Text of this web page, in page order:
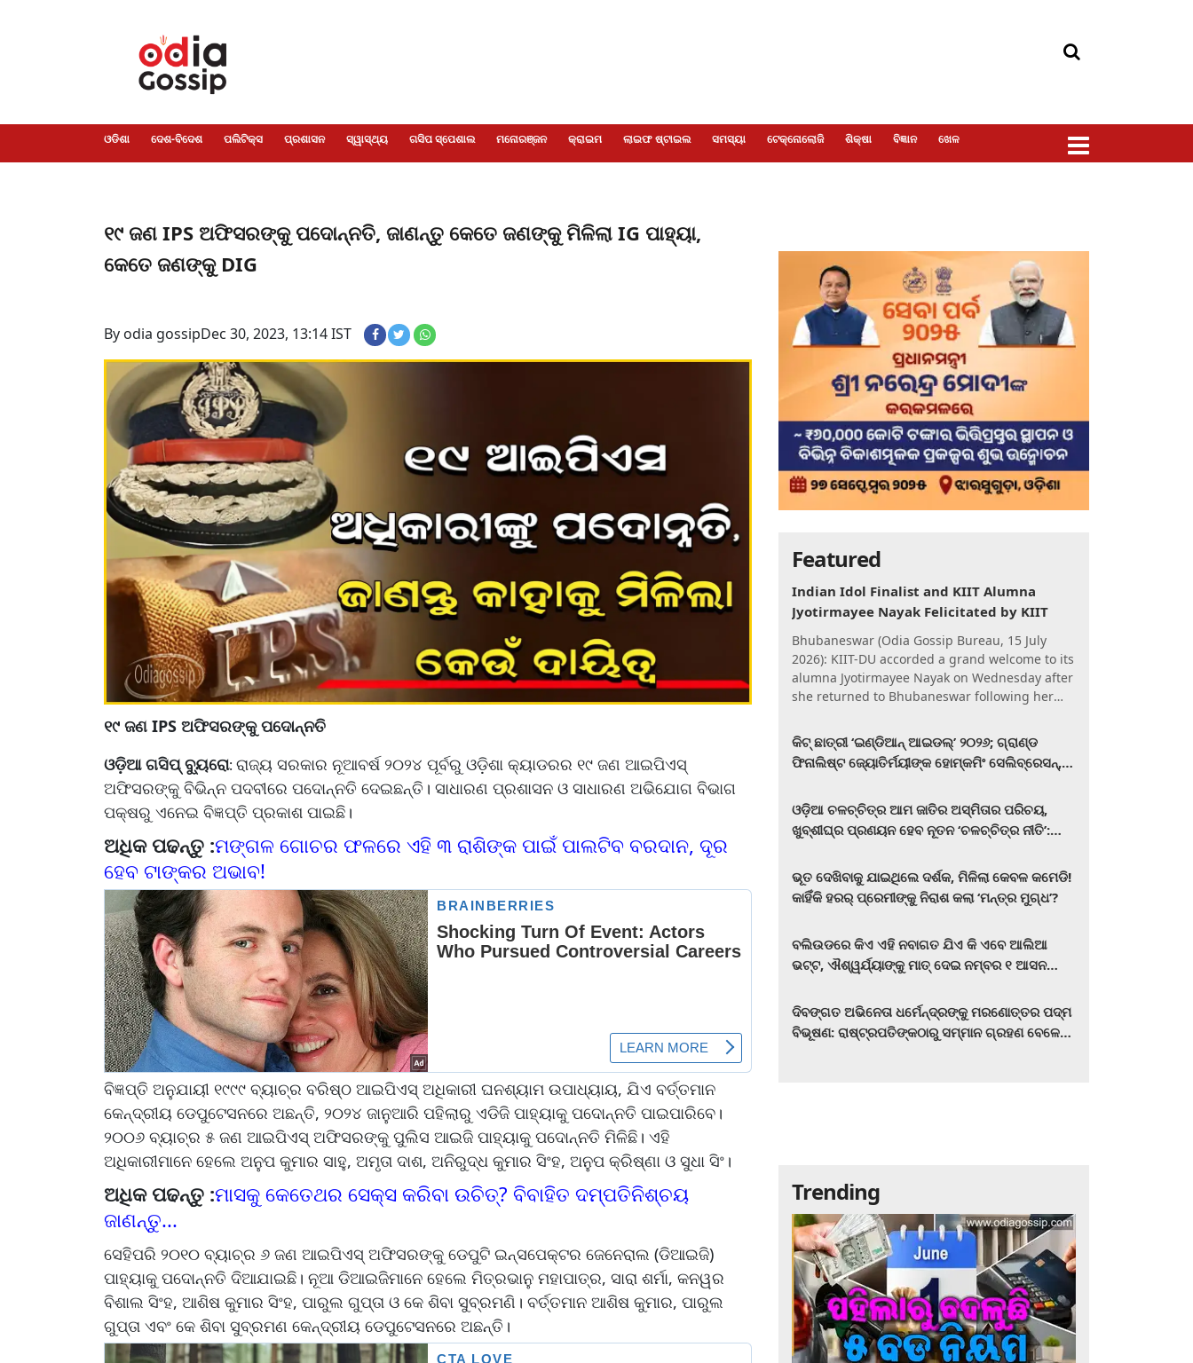
ଓଡିଶା ଦେଶ-ବିଦେଶ ପଲିଟିକ୍ସ ପ୍ରଶାସନ ସ୍ୱାସ୍ଥ୍ୟ ଗସିପ ସ୍ପେଶାଲ ମନୋରଞ୍ଜନ କ୍ରାଇମ ଲାଇଫ ଷ୍ଟାଇଲ ସମସ୍ୟା ଟେକ୍ନୋଲୋଜି ଶିକ୍ଷା ବିଜ୍ଞାନ ଖେଳ
୧୯ ଜଣ IPS ଅଫିସରଙ୍କୁ ପଦୋନ୍ନତି, ଜାଣନ୍ତୁ କେତେ ଜଣଙ୍କୁ ମିଳିଲା IG ପାହ୍ୟା,
କେତେ ଜଣଙ୍କୁ DIG
By odia gossipDec 30, 2023, 13:14 IST
୧୯ ଜଣ IPS ଅଫିସରଙ୍କୁ ପଦୋନ୍ନତି
ଓଡ଼ିଆ ଗସିପ୍ ବ୍ୟୁରୋ: ରାଜ୍ୟ ସରକାର ନୂଆବର୍ଷ ୨୦୨୪ ପୂର୍ବରୁ ଓଡ଼ିଶା କ୍ୟାଡରର ୧୯ ଜଣ ଆଇପିଏସ୍
ଅଫିସରଙ୍କୁ ବିଭିନ୍ନ ପଦବୀରେ ପଦୋନ୍ନତି ଦେଇଛନ୍ତି। ସାଧାରଣ ପ୍ରଶାସନ ଓ ସାଧାରଣ ଅଭିଯୋଗ ବିଭାଗ
ପକ୍ଷରୁ ଏନେଇ ବିଜ୍ଞପ୍ତି ପ୍ରକାଶ ପାଇଛି।
ଅଧିକ ପଢନ୍ତୁ :ମଙ୍ଗଳ ଗୋଚର ଫଳରେ ଏହି ୩ ରାଶିଙ୍କ ପାଇଁ ପାଲଟିବ ବରଦାନ, ଦୂର
ହେବ ଟାଙ୍କର ଅଭାବ!
ବିଜ୍ଞପ୍ତି ଅନୁଯାୟୀ ୧୯୯୯ ବ୍ୟାଚ୍‌ର ବରିଷ୍ଠ ଆଇପିଏସ୍ ଅଧିକାରୀ ଘନଶ୍ୟାମ ଉପାଧ୍ୟାୟ, ଯିଏ ବର୍ତ୍ତମାନ
କେନ୍ଦ୍ରୀୟ ଡେପୁଟେସନରେ ଅଛନ୍ତି, ୨୦୨୪ ଜାନୁଆରି ପହିଲାରୁ ଏଡିଜି ପାହ୍ୟାକୁ ପଦୋନ୍ନତି ପାଇପାରିବେ।
୨୦୦୬ ବ୍ୟାଚ୍‌ର ୫ ଜଣ ଆଇପିଏସ୍ ଅଫିସରଙ୍କୁ ପୁଲିସ ଆଇଜି ପାହ୍ୟାକୁ ପଦୋନ୍ନତି ମିଳିଛି। ଏହି
ଅଧିକାରୀମାନେ ହେଲେ ଅନୁପ କୁମାର ସାହୁ, ଅମୃତା ଦାଶ, ଅନିରୁଦ୍ଧ କୁମାର ସିଂହ, ଅନୁପ କ୍ରିଷ୍ଣା ଓ ସୁଧା ସିଂ।
ଅଧିକ ପଢନ୍ତୁ :ମାସକୁ କେତେଥର ସେକ୍ସ କରିବା ଉଚିତ୍? ବିବାହିତ ଦମ୍ପତିନିଶ୍ଚୟ
ଜାଣନ୍ତୁ...
ସେହିପରି ୨୦୧୦ ବ୍ୟାଚ୍‌ର ୬ ଜଣ ଆଇପିଏସ୍ ଅଫିସରଙ୍କୁ ଡେପୁଟି ଇନ୍ସପେକ୍ଟର ଜେନେରାଲ (ଡିଆଇଜି)
ପାହ୍ୟାକୁ ପଦୋନ୍ନତି ଦିଆଯାଇଛି। ନୂଆ ଡିଆଇଜିମାନେ ହେଲେ ମିତ୍ରଭାନୁ ମହାପାତ୍ର, ସାରା ଶର୍ମା, କନୱର
ବିଶାଲ ସିଂହ, ଆଶିଷ କୁମାର ସିଂହ, ପାରୁଲ ଗୁପ୍ତା ଓ କେ ଶିବା ସୁବ୍ରମଣି। ବର୍ତ୍ତମାନ ଆଶିଷ କୁମାର, ପାରୁଲ
ଗୁପ୍ତା ଏବଂ କେ ଶିବା ସୁବ୍ରମଣ କେନ୍ଦ୍ରୀୟ ଡେପୁଟେସନରେ ଅଛନ୍ତି।
Featured
Indian Idol Finalist and KIIT Alumna
Jyotirmayee Nayak Felicitated by KIIT
Bhubaneswar (Odia Gossip Bureau, 15 July
2026): KIIT-DU accorded a grand welcome to its
alumna Jyotirmayee Nayak on Wednesday after
she returned to Bhubaneswar following her
କିଟ୍‍ ଛାତ୍ରୀ ‘ଇଣ୍ଡିଆନ୍ ଆଇଡଲ୍‌’ ୨୦୨୬; ଗ୍ରାଣ୍ଡ
ଫିନାଲିଷ୍ଟ ଜ୍ୟୋତିର୍ମୟୀଙ୍କ ହୋମ୍‍କମିଂ ସେଲିବ୍ରେସନ୍‍,
ଓଡ଼ିଆ ଚଳଚ୍ଚିତ୍ର ଆମ ଜାତିର ଅସ୍ମିତାର ପରିଚୟ,
ଖୁବ୍‌ଶୀଘ୍ର ପ୍ରଣୟନ ହେବ ନୂତନ ‘ଚଳଚ୍ଚିତ୍ର ନୀତି’:
ଭୂତ ଦେଖିବାକୁ ଯାଇଥିଲେ ଦର୍ଶକ, ମିଳିଲା କେବଳ କମେଡି!
କାହିଁକି ହରର୍‌ ପ୍ରେମୀଙ୍କୁ ନିରାଶ କଲା ‘ମନ୍ତ୍ର ମୁଗ୍ଧ’?
ବଲିଉଡରେ କିଏ ଏହି ନବାଗତ ଯିଏ କି ଏବେ ଆଲିଆ
ଭଟ୍ଟ, ଐଶ୍ୱର୍ଯ୍ୟାଙ୍କୁ ମାତ୍‌ ଦେଇ ନମ୍ବର ୧ ଆସନ
ଦିବଙ୍ଗତ ଅଭିନେତା ଧର୍ମେନ୍ଦ୍ରଙ୍କୁ ମରଣୋତ୍ତର ପଦ୍ମ
ବିଭୂଷଣ: ରାଷ୍ଟ୍ରପତିଙ୍କଠାରୁ ସମ୍ମାନ ଗ୍ରହଣ ବେଳେ
Trending